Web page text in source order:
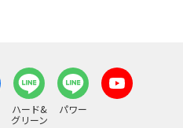
ハード&
グリーン
パワー